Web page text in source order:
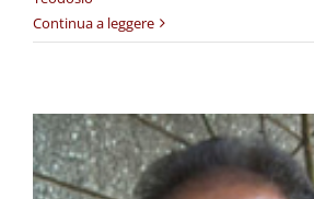
Continua a leggere